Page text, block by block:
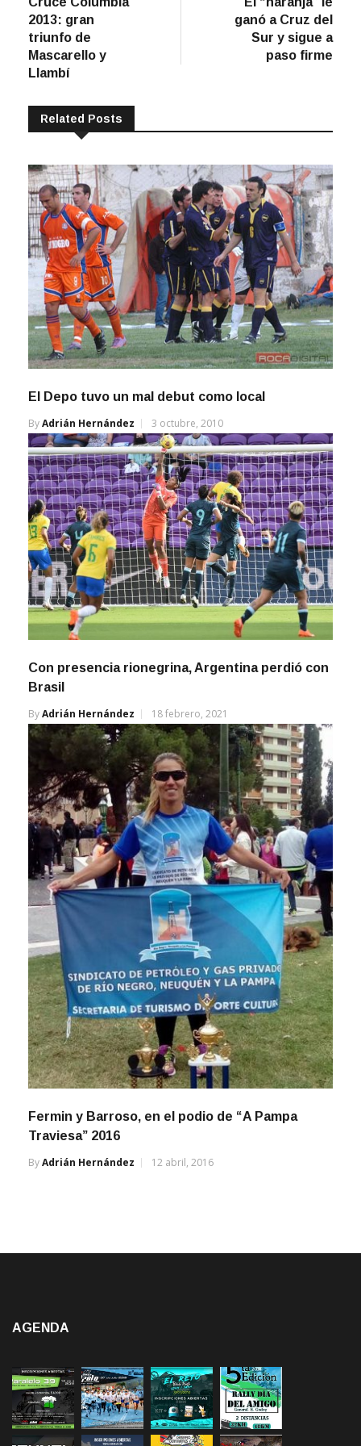
de
entradas
2013: gran
triunfo de
Mascarello y
Llambí
ganó a Cruz del
Sur y sigue a
paso firme
Related Posts
El Depo tuvo un mal debut como local
ByAdrián Hernández 3 octubre, 2010
Con presencia rionegrina, Argentina perdió con
Brasil
ByAdrián Hernández 18 febrero, 2021
Fermin y Barroso, en el podio de “A Pampa
Traviesa” 2016
ByAdrián Hernández 12 abril, 2016
AGENDA